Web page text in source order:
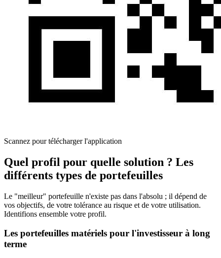
Scannez pour télécharger l'application
Quel profil pour quelle solution ? Les
différents types de portefeuilles
Le "meilleur" portefeuille n'existe pas dans l'absolu ; il dépend de
vos objectifs, de votre tolérance au risque et de votre utilisation.
Identifions ensemble votre profil.
Les portefeuilles matériels pour l'investisseur à long
terme